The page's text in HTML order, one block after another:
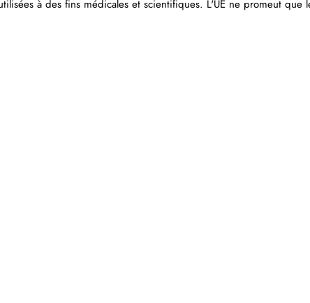
à des fins médicales et scientifiques. L'UE ne promeut